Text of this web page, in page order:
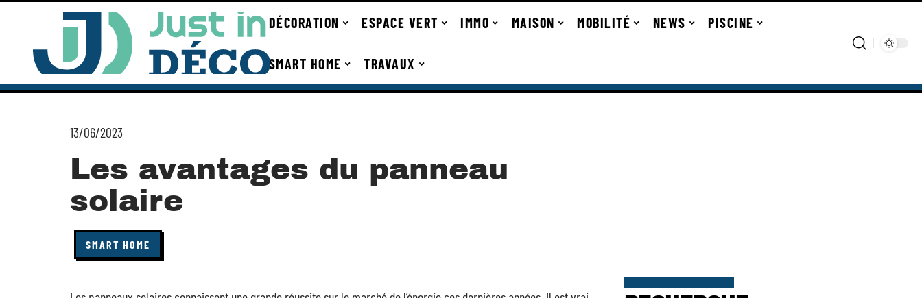
DÉCORATION ESPACE VERT IMMO MAISON MOBILITÉ NEWS PISCINE
SMART HOME TRAVAUX
13/06/2023
Les avantages du panneau
solaire
SMART HOME